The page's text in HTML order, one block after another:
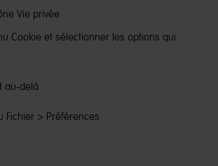
Vie privée
Cookie et sélectionner les options qui
au-delà :
Fichier > Préférences